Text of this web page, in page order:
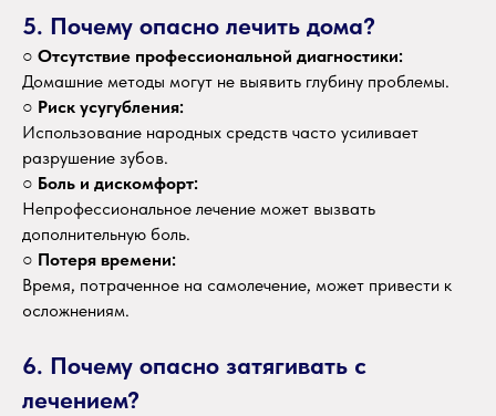
5. Почему опасно лечить дома?
○ Отсутствие профессиональной диагностики:
Домашние методы могут не выявить глубину проблемы.
○ Риск усугубления:
Использование народных средств часто усиливает
разрушение зубов.
○ Боль и дискомфорт:
Непрофессиональное лечение может вызвать
дополнительную боль.
○ Потеря времени:
Время, потраченное на самолечение, может привести к
осложнениям.
6. Почему опасно затягивать с
лечением?